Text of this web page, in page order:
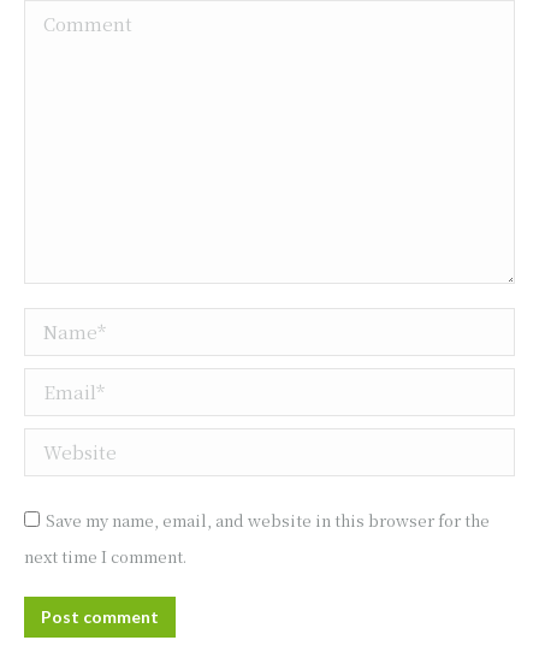
Comment
Name *
Email *
Website
Save my name, email, and website in this browser for the
next time I comment.
Post comment